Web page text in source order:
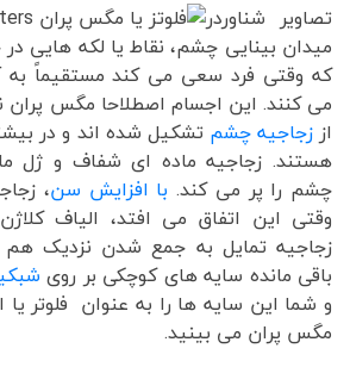
تصاویر شناوردر
میدان بینایی چشم، نقاط یا لکه هایی
که وقتی فرد سعی می کند مستقیماً به
می کنند. این اجسام اصطلاحا مگس پران
اززجاجیه چشم تشکیل شده اند و در
هستند. زجاجیه ماده ای شفاف و ژل
چشم را پر می کند. با افزایش سن،
وقتی این اتفاق می افتد، الیاف
زجاجیه تمایل به جمع شدن نزدیک هم
باقی مانده سایه های کوچکی بر روی
و شما این سایه ها را به عنوان فلوتر
مگس پران می بینید.